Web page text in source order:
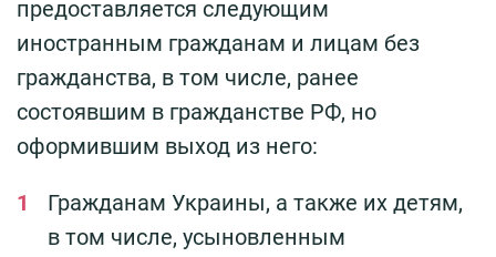
предоставляется следующим
иностранным гражданам и лицам без
гражданства, в том числе, ранее
состоявшим в гражданстве РФ, но
оформившим выход из него:
Гражданам Украины, а также их детям,
в том числе, усыновленным